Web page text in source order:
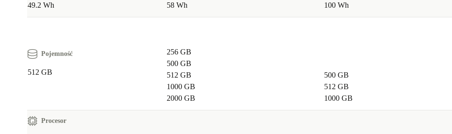
49.2 Wh 58 Wh 100 Wh
Pojemność
512 GB
256 GB
500 GB
512 GB
1000 GB
2000 GB
500 GB
512 GB
1000 GB
Procesor